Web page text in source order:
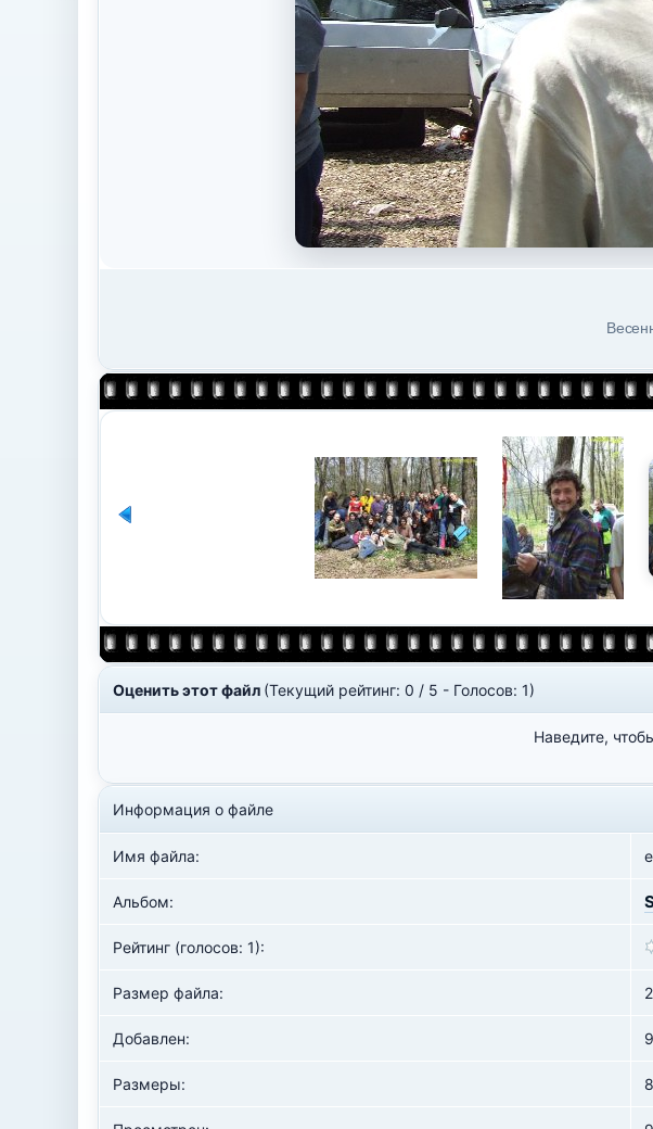
Оценить этот файл (Текущий рейтинг: 0 / 5 - Голосов: 1)
Наведите,
Информация о файле
Имя файла:
Альбом:
Рейтинг (голосов: 1):
Размер файла:
Добавлен:
Размеры: